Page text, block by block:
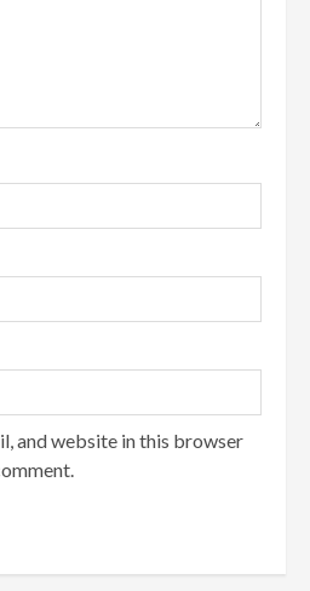
and website in this browser